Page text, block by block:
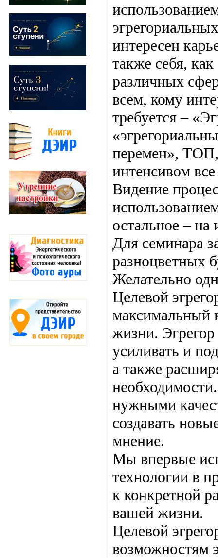
интересен
также себя,
различных
всем, кому
требуется –
перемен»,
интенсивом
Видение
остальное – на
Для семинара
разноцветных
Желательно
Целевой
максимальный
жизни. Эгрегор
усиливать и
а также
нужными
создавать
мнение.
Мы впервые
технологии в
к конкретной
вашей жизни.
Целевой
возможностям